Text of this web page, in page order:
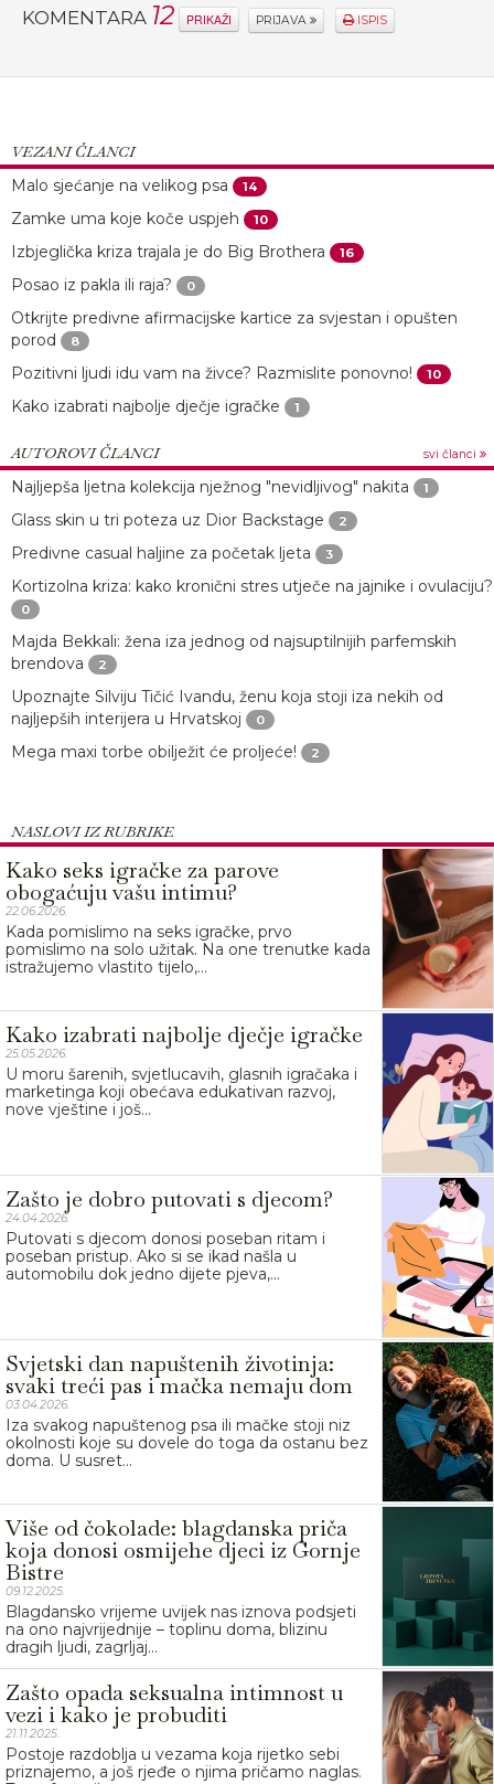
KOMENTARA 12 PRIKAŽI PRIJAVA ISPIS
VEZANI ČLANCI
Malo sjećanje na velikog psa
14
Zamke uma koje koče uspjeh 10
Izbjeglička kriza trajala je do Big Brothera 16
Posao iz pakla ili raja? 0
Otkrijte predivne afirmacijske kartice za svjestan i opušten
porod
8
Pozitivni ljudi idu vam na živce? Razmislite ponovno! 10
Kako izabrati najbolje dječje igračke 1
AUTOROVI ČLANCI svi članci
Najljepša ljetna kolekcija nježnog "nevidljivog" nakita 1
Glass skin u tri poteza uz Dior Backstage 2
Predivne casual haljine za početak ljeta 3
Kortizolna kriza: kako kronični stres utječe na jajnike i ovulaciju?
0
Majda Bekkali: žena iza jednog od najsuptilnijih parfemskih
brendova
2
Upoznajte Silviju Tičić Ivandu, ženu koja stoji iza nekih od
najljepših interijera u Hrvatskoj
0
Mega maxi torbe obilježit će proljeće! 2
NASLOVI IZ RUBRIKE
Kako seks igračke za parove
obogaćuju vašu intimu?
22.06.2026.
Kada pomislimo na seks igračke, prvo
pomislimo na solo užitak. Na one trenutke kada
istražujemo vlastito tijelo,...
Kako izabrati najbolje dječje igračke
25.05.2026.
U moru šarenih, svjetlucavih, glasnih igračaka i
marketinga koji obećava edukativan razvoj,
nove vještine i još...
Zašto je dobro putovati s djecom?
24.04.2026.
Putovati s djecom donosi poseban ritam i
poseban pristup. Ako si se ikad našla u
automobilu dok jedno dijete pjeva,...
Svjetski dan napuštenih životinja:
svaki treći pas i mačka nemaju dom
03.04.2026.
Iza svakog napuštenog psa ili mačke stoji niz
okolnosti koje su dovele do toga da ostanu bez
doma. U susret...
Više od čokolade: blagdanska priča
koja donosi osmijehe djeci iz Gornje
Bistre
09.12.2025.
Blagdansko vrijeme uvijek nas iznova podsjeti
na ono najvrijednije – toplinu doma, blizinu
dragih ljudi, zagrljaj...
Zašto opada seksualna intimnost u
vezi i kako je probuditi
21.11.2025.
Postoje razdoblja u vezama koja rijetko sebi
priznajemo, a još rjeđe o njima pričamo naglas.